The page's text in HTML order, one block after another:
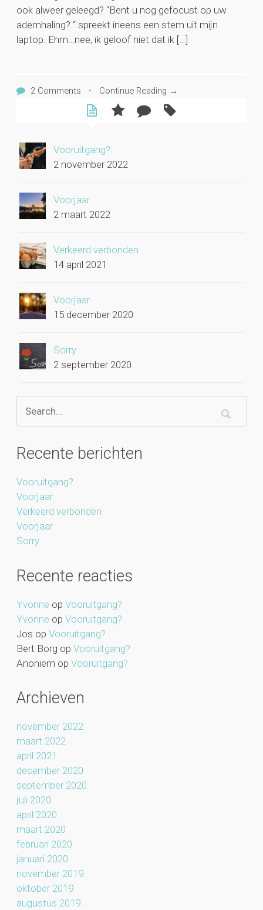
ook alweer geleegd? “Bent u nog gefocust op uw
ademhaling? “ spreekt ineens een stem uit mijn
laptop. Ehm…nee, ik geloof niet dat ik […]
2 Comments • Continue Reading →
Vooruitgang?
2 november 2022
Voorjaar
2 maart 2022
Verkeerd verbonden
14 april 2021
Voorjaar
15 december 2020
Sorry
2 september 2020
Recente berichten
Vooruitgang?
Voorjaar
Verkeerd verbonden
Voorjaar
Sorry
Recente reacties
Yvonne op Vooruitgang?
Yvonne op Vooruitgang?
Jos op Vooruitgang?
Bert Borg op Vooruitgang?
Anoniem op Vooruitgang?
Archieven
november 2022
maart 2022
april 2021
december 2020
september 2020
juli 2020
april 2020
maart 2020
februari 2020
januari 2020
november 2019
oktober 2019
augustus 2019